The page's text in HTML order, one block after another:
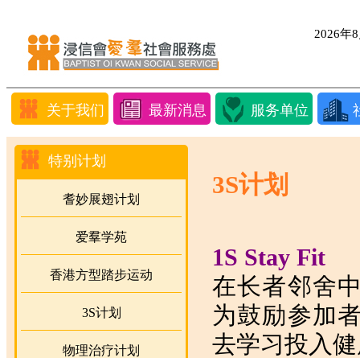
2026年
关于我们 最新消息 服务单位
特别计划
耆妙展翅计划
爱羣学苑
香港方型​​踏步运动
3S计划
物理治疗计划
3S计划
1S Stay Fit
在长者邻舍
为鼓励参加
去学习投入